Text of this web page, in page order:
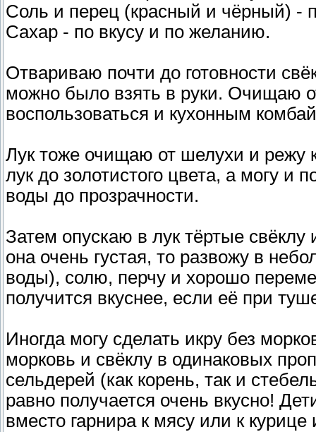
Соль и перец (красный и чёрный) -
Сахар - по вкусу и по желанию.
Отвариваю почти до готовности
можно было взять в руки. Очищаю
воспользоваться и кухонным
Лук тоже очищаю от шелухи и режу
лук до золотистого цвета, а могу
воды до прозрачности.
Затем опускаю в лук тёртые
она очень густая, то развожу в
воды), солю, перчу и хорошо
получится вкуснее, если её при
Иногда могу сделать икру без
морковь и свёклу в одинаковых
сельдерей (как корень, так и
равно получается очень вкусно!
вместо гарнира к мясу или к